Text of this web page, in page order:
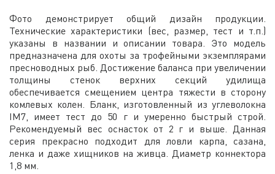
Фото демонстрирует общий дизайн продукции.
Технические характеристики (вес, размер, тест и т.п.)
указаны в названии и описании товара. Это модель
предназначена для охоты за трофейными экземплярами
пресноводных рыб. Достижение баланса при увеличении
толщины стенок верхних секций удилища
обеспечивается смещением центра тяжести в сторону
комлевых колен. Бланк, изготовленный из углеволокна
IM7, имеет тест до 50 г и умеренно быстрый строй.
Рекомендуемый вес оснасток от 2 г и выше. Данная
серия прекрасно подходит для ловли карпа, сазана,
ленка и даже хищников на живца. Диаметр коннектора
1,8 мм.